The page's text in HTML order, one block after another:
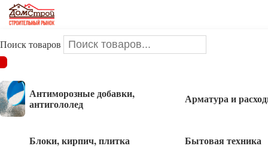
Поиск товаров
Антиморозные добавки,
антигололед Арматура и
Блоки, кирпич, плитка Бытовая техника
ДОМСТРОЙ /Сетка сварная/Сетка сварная оцинкованная
25х12.5х1 мм (1 х 25 метров)
Сетка сварная оцинкованная 25х12.5х1
мм (1 х 25 метров)